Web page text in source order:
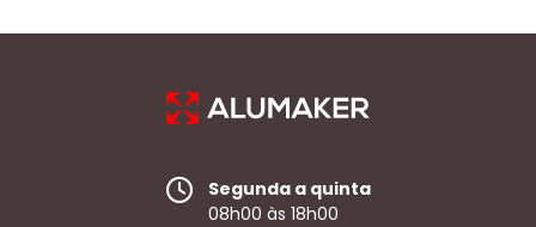
Segunda a quinta
08h00 às 18h00